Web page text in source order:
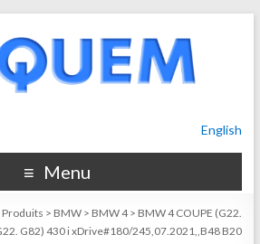
English
Menu
Produits > BMW > BMW 4> BMW 4 COUPE (G22.
G82) 430 i xDrive#180/245,07.2021,,B48 B20